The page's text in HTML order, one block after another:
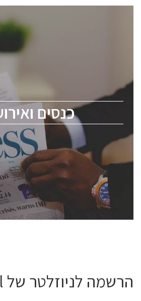
כנסים
כנסים
לכל העוסקים בתעשיית
מומחים מקצועיים
held on May 12-13, 2026. The
for everyone involved in the
including engineers,
and senior executives.
לחץ לפרטים
הרשמה לניוזלטר של ChiPortal